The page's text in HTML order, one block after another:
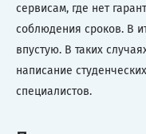
сервисам, где нет
соблюдения сроков. В
впустую. В таких
написание
специалистов.